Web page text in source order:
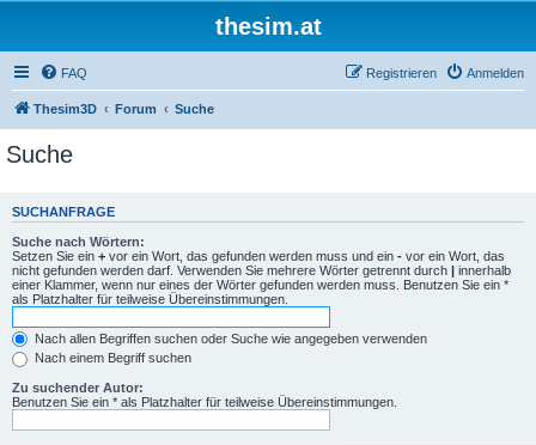
thesim.at
FAQ Anmelden
Registrieren
Thesim3D Forum Suche
Suche
SUCHANFRAGE
Suche nach Wörtern:
Setzen Sie ein + vor ein Wort, das gefunden werden muss und ein - vor ein Wort, das
nicht gefunden werden darf. Verwenden Sie mehrere Wörter getrennt durch | innerhalb
einer Klammer, wenn nur eines der Wörter gefunden werden muss. Benutzen Sie ein *
als Platzhalter für teilweise Übereinstimmungen.
Nach allen Begriffen suchen oder Suche wie angegeben verwenden
Nach einem Begriff suchen
Zu suchender Autor:
Benutzen Sie ein * als Platzhalter für teilweise Übereinstimmungen.